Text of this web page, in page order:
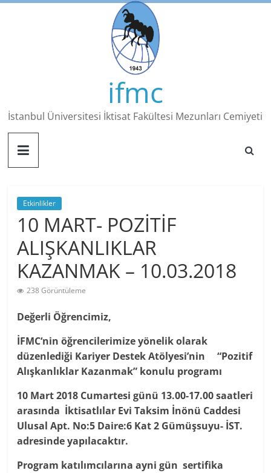
Skip
ifmc
İstanbul Üniversitesi İktisat Fakültesi Mezunları Cemiyeti
Etkinlikler
10 MART- POZİTİF
ALIŞKANLIKLAR
KAZANMAK – 10.03.2018
238 Görüntüleme
Değerli Öğrencimiz,
İFMC‘nin öğrencilerimize yönelik olarak
düzenlediği Kariyer Destek Atölyesi’nin“Pozitif
Alışkanlıklar Kazanmak” konulu programı
10 Mart 2018 Cumartesi günü 13.00-17.00 saatleri
arasında İktisatlılar Evi Taksim İnönü Caddesi
Ulusal Apt. No:5 Daire:6 Kat 2 Gümüşsuyu- İST.
adresinde yapılacaktır.
Program katılımcılarına ayni gün sertifika